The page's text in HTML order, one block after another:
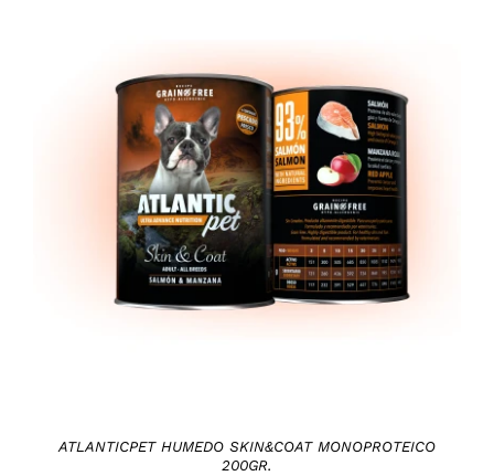
DETAILS
ATLANTICPET HUMEDO SKIN&COAT MONOPROTEICO
200GR.